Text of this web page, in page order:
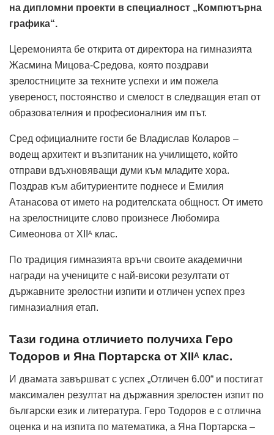
на дипломни проекти в специалност „Компютърна
графика“.
Церемонията бе открита от директора на гимназията
Жасмина Мицова-Средова, която поздрави
зрелостниците за техните успехи и им пожела
увереност, постоянство и смелост в следващия етап от
образователния и професионалния им път.
Сред официалните гости бе Владислав Коларов –
водещ архитект и възпитаник на училището, който
отправи вдъхновяващи думи към младите хора.
Поздрав към абитуриентите поднесе и Емилия
Атанасова от името на родителската общност. От името
на зрелостниците слово произнесе Любомира
Симеонова от XII
А клас.
По традиция гимназията връчи своите академични
награди на учениците с най-високи резултати от
държавните зрелостни изпити и отличен успех през
гимназиалния етап.
Тази година отличието получиха Геро
Тодоров и Яна Портарска от XIIА клас.
И двамата завършват с успех „Отличен 6.00“ и постигат
максимален резултат на държавния зрелостен изпит по
български език и литература. Геро Тодоров е с отлична
оценка и на изпита по математика, а Яна Портарска –